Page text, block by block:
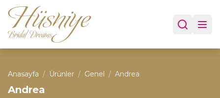
Anasayfa / Ürünler / Genel / Andrea
Andrea